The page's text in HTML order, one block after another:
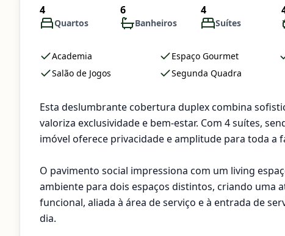
4
Quartos
6
Banheiros
4
Suítes
Academia Espaço Gourmet
Salão de Jogos
Segunda Quadra
Esta deslumbrante cobertura duplex combina
valoriza exclusividade e bem-estar. Com 4 suítes,
imóvel oferece privacidade e amplitude para toda a
O pavimento social impressiona com um living
ambiente para dois espaços distintos, criando uma
funcional, aliada à área de serviço e à entrada de
dia.